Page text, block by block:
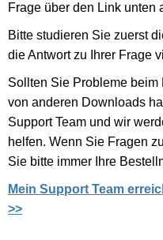
Frage über den Link unten
Bitte studieren Sie zuerst
die Antwort zu Ihrer Frage
Sollten Sie Probleme
von anderen Downloads
Support Team und wir
helfen. Wenn Sie Fragen
Sie bitte immer Ihre
Mein Support Team
>>